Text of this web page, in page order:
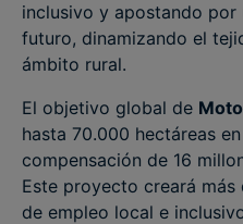
inclusivo y apostando por
futuro, dinamizando el
ámbito rural.
El objetivo global de
hasta 70.000 hectáreas
compensación de 16
Este proyecto creará
de empleo local e